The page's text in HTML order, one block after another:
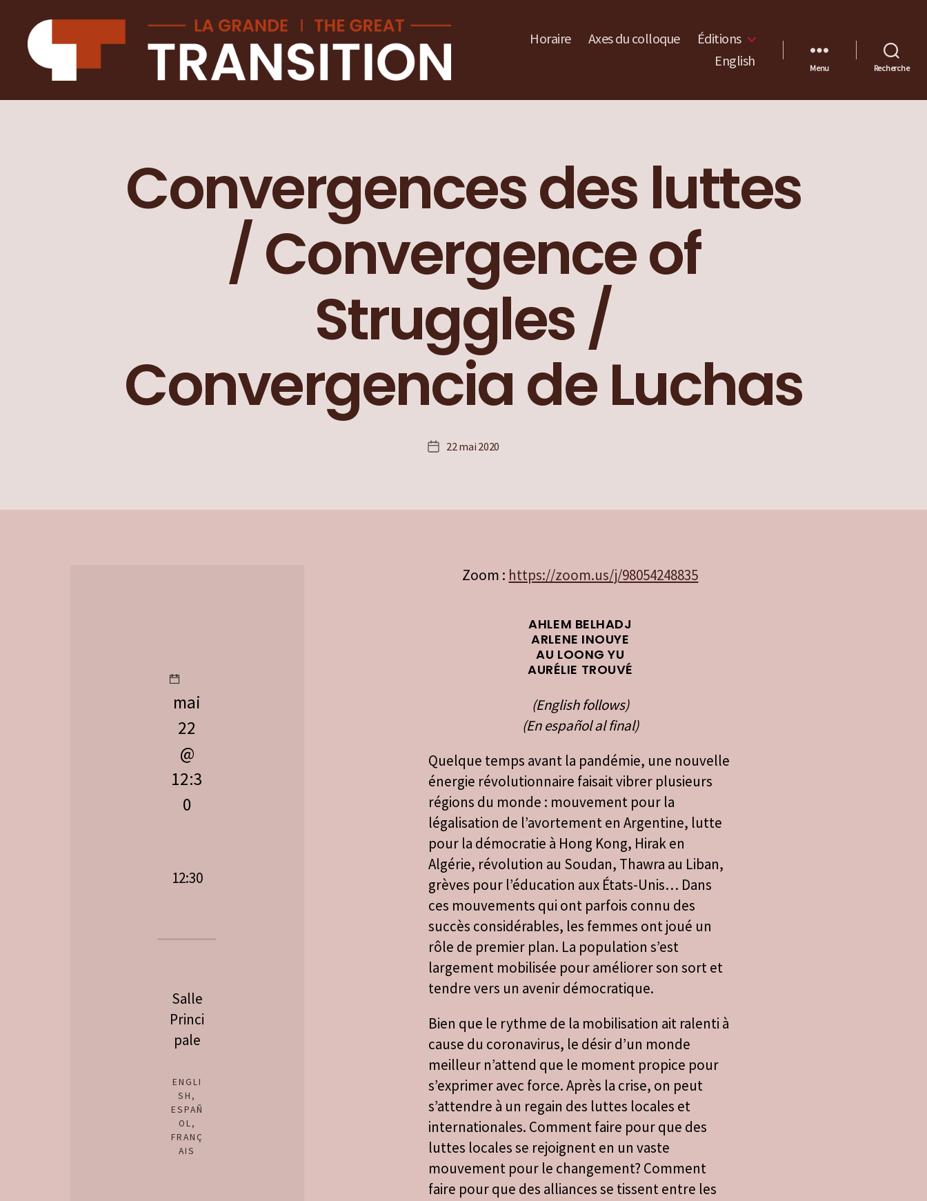
Grande
Horaire Axes du colloque
Éditions
English
Menu Recherche
Convergences des luttes
/ Convergence of
Struggles /
Convergencia de Luchas
Date22 mai 2020
Zoom : https://zoom.us/j/98054248835
AHLEM BELHADJ
ARLENE INOUYE
AU LOONG YU
AURÉLIE TROUVÉ
(English follows)
(En español al final)
Quelque temps avant la pandémie, une nouvelle
énergie révolutionnaire faisait vibrer plusieurs
régions du monde : mouvement pour la
légalisation de l’avortement en Argentine, lutte
pour la démocratie à Hong Kong, Hirak en
Algérie, révolution au Soudan, Thawra au Liban,
grèves pour l’éducation aux États-Unis… Dans
ces mouvements qui ont parfois connu des
succès considérables, les femmes ont joué un
rôle de premier plan. La population s’est
largement mobilisée pour améliorer son sort et
tendre vers un avenir démocratique.
Bien que le rythme de la mobilisation ait ralenti à
cause du coronavirus, le désir d’un monde
meilleur n’attend que le moment propice pour
s’exprimer avec force. Après la crise, on peut
s’attendre à un regain des luttes locales et
internationales. Comment faire pour que des
luttes locales se rejoignent en un vaste
mouvement pour le changement? Comment
faire pour que des alliances se tissent entre les
mai
22
@
12:3
0
12:30
Salle
Princi
pale
ENGLI
SH,
ESPAÑ
OL,
FRANÇ
AIS